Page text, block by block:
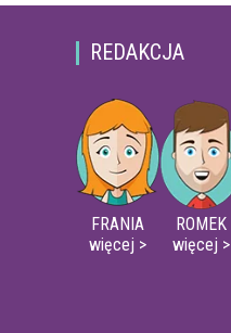
REDAKCJA
FRANIA
więcej >
ROMEK
więcej >